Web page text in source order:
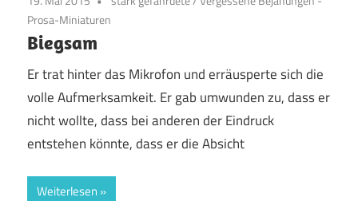
Prosa-Miniaturen
Biegsam
Er trat hinter das Mikrofon und erräusperte sich die
volle Aufmerksamkeit. Er gab umwunden zu, dass er
nicht wollte, dass bei anderen der Eindruck
entstehen könnte, dass er die Absicht
Weiterlesen